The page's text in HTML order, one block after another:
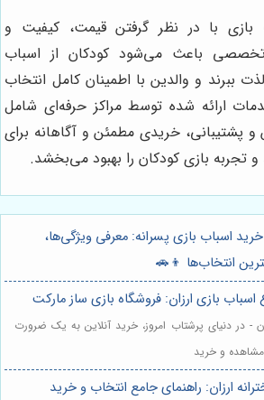
با در نظر گرفتن قیمت، کیفیت و
باعث می‌شود کودکان از اسباب
ببرند و والدین با اطمینان کامل انتخاب
ارائه شده توسط مراکز حرفه‌ای شامل
پشتیبانی، خریدی مطمئن و آگاهانه برای
و تجربه بازی کودکان را بهبود می‌بخشد.
اسباب بازی پسرانه: معرفی ویژگی‌ها،
انتخاب‌ها 👦🚗
اسباب بازی ارزان: فروشگاه بازی ساز مارکت
- در دنیای پرشتاب امروز، خرید آنلاین به یک ضرورت
و خرید
ارزان: راهنمای جامع انتخاب و خرید